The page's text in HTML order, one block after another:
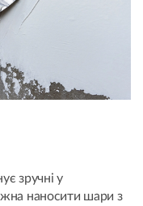
зручні у
наносити шари з